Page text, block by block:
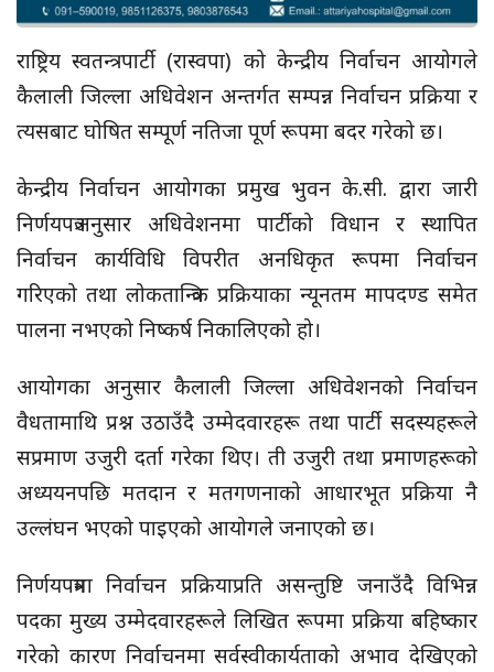
राष्ट्रिय स्वतन्त्र पार्टी (रास्वपा) को केन्द्रीय निर्वाचन आयोगले
कैलाली जिल्ला अधिवेशन अन्तर्गत सम्पन्न निर्वाचन प्रक्रिया र
त्यसबाट घोषित सम्पूर्ण नतिजा पूर्ण रूपमा बदर गरेको छ।
केन्द्रीय निर्वाचन आयोगका प्रमुख भुवन के.सी. द्वारा जारी
निर्णयपत्रअनुसार अधिवेशनमा पार्टीको विधान र स्थापित
निर्वाचन कार्यविधि विपरीत अनधिकृत रूपमा निर्वाचन
गरिएको तथा लोकतान्त्रिक प्रक्रियाका न्यूनतम मापदण्ड समेत
पालना नभएको निष्कर्ष निकालिएको हो।
आयोगका अनुसार कैलाली जिल्ला अधिवेशनको निर्वाचन
वैधतामाथि प्रश्न उठाउँदै उम्मेदवारहरू तथा पार्टी सदस्यहरूले
सप्रमाण उजुरी दर्ता गरेका थिए। ती उजुरी तथा प्रमाणहरूको
अध्ययनपछि मतदान र मतगणनाको आधारभूत प्रक्रिया नै
उल्लंघन भएको पाइएको आयोगले जनाएको छ।
निर्णयपत्रमा निर्वाचन प्रक्रियाप्रति असन्तुष्टि जनाउँदै विभिन्न
पदका मुख्य उम्मेदवारहरूले लिखित रूपमा प्रक्रिया बहिष्कार
गरेको कारण निर्वाचनमा सर्वस्वीकार्यताको अभाव देखिएको